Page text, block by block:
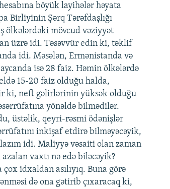
böyük layihələr həyata
Birliyinin Şərq Tərəfdaşlığı
ölkələrdəki mövcud vəziyyət
üzrə idi. Təsəvvür edin ki, təklif
idi. Məsələn, Ermənistanda və
isə 28 faiz. Həmin ölkələrdə
15-20 faiz olduğu halda,
ki, neft gəlirlərinin yüksək olduğu
yönəldə bilmədilər.
üstəlik, qeyri-rəsmi ödənişlər
inkişaf etdirə bilməyəcəyik,
idi. Maliyyə vəsaiti olan zaman
vaxtı nə edə biləcəyik?
idxaldan asılıyıq. Buna görə
də ona gətirib çıxaracaq ki,